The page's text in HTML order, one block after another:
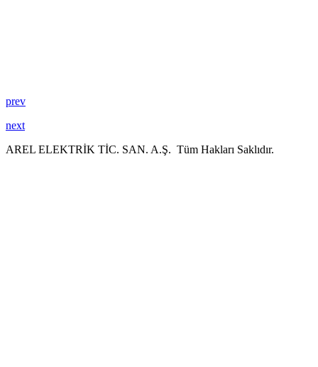
prev
next
AREL ELEKTRİK TİC. SAN. A.Ş. Tüm Hakları Saklıdır.